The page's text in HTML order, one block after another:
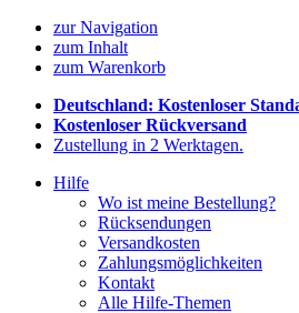
zur Navigation
zum Inhalt
zum Warenkorb
Deutschland: Kostenloser
Kostenloser Rückversand
Zustellung in 2 Werktagen.
Hilfe
Wo ist meine Bestellung?
Rücksendungen
Versandkosten
Zahlungsmöglichkeiten
Kontakt
Alle Hilfe-Themen